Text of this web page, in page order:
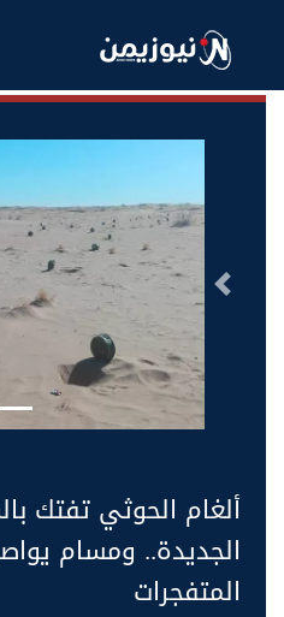
السابق
ألغام الحوثي تفتك
الجديدة.. ومسام
المتفجرات